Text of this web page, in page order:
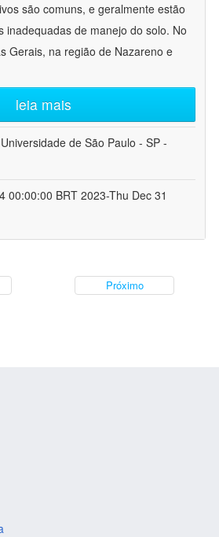
são comuns, e geralmente estão
inadequadas de manejo do solo. No
Gerais, na região de Nazareno e
leia mais
Universidade de São Paulo - SP -
00:00:00 BRT 2023-Thu Dec 31
Próximo